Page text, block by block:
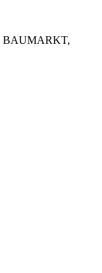
BAUMARKT,